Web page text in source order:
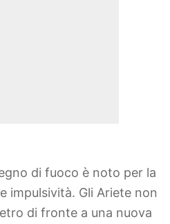
di fuoco è noto per la
impulsività. Gli Ariete non
di fronte a una nuova